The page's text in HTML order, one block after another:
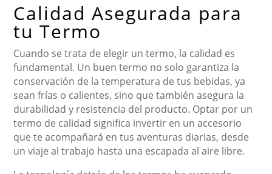
Calidad Asegurada para
tu Termo
Cuando se trata de elegir un termo, la calidad es
fundamental. Un buen termo no solo garantiza la
conservación de la temperatura de tus bebidas, ya
sean frías o calientes, sino que también asegura la
durabilidad y resistencia del producto. Optar por un
termo de calidad significa invertir en un accesorio
que te acompañará en tus aventuras diarias, desde
un viaje al trabajo hasta una escapada al aire libre.